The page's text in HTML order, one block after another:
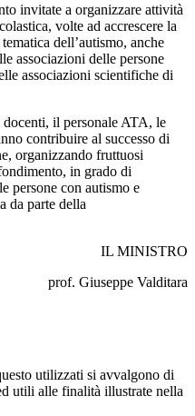
invitate a organizzare attività
volte ad accrescere la
dell’autismo, anche
associazioni delle persone
associazioni scientifiche di
il personale ATA, le
contribuire al successo di
organizzando fruttuosi
in grado di
persone con autismo e
da parte della
IL MINISTRO
prof. Giuseppe Valditara
utilizzati si avvalgono di
utili alle finalità illustrate nella